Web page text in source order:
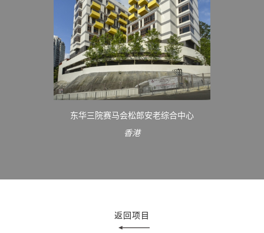
东华三院赛马会松郎安老综合中心
香港
返回项目